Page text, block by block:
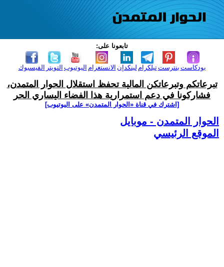
تابعونا على:
الفيسبوك التويتر اليوتيوب الانستغرام لينكدإن تيلكرامبنترست بودكاست
تبرعاتكم وتبرعاتكن المالية تحفظ استقلال الحوار المتمدن،
فشاركونا في دعم استمرارية هذا الفضاء اليساري الحر
[اشترك في قناة ‫«الحوار المتمدن» على اليوتيوب]
الحوار المتمدن - موبايل
الموقع الرئيسي